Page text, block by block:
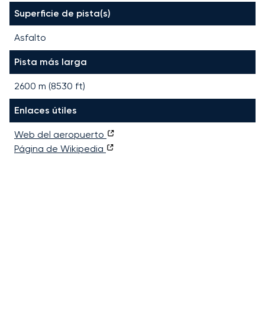
Superficie de pista(s)
Asfalto
Pista más larga
2600 m (8530 ft)
Enlaces útiles
Web del aeropuerto
Página de Wikipedia